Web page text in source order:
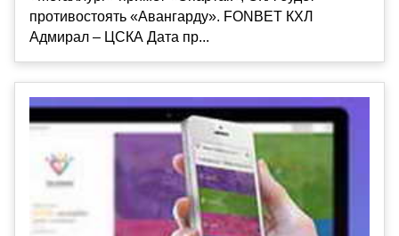
противостоять «Авангарду». FONBET КХЛ
Адмирал – ЦСКА Дата пр...